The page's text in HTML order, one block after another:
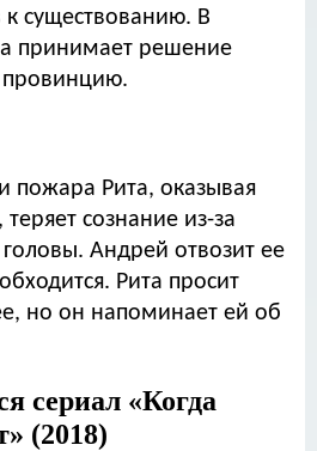
существованию. В
принимает решение
провинцию.
пожара Рита, оказывая
сознание из-за
Андрей отвозит ее
Рита просит
но он напоминает ей об
сериал «Когда
(2018)